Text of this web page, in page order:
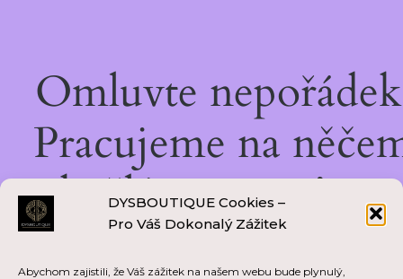
DYSBOUTIQUE Cookies –
Pro Váš Dokonalý Zážitek
Abychom zajistili, že Váš zážitek na našem webu bude plynulý,
Omluvte
Pracujeme na
skvělém — vraťte se
brzy zpět!